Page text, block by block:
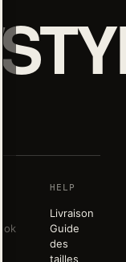
HELP
Livraison
Guide
des
tailles